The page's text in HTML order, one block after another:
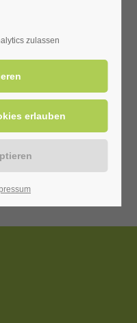
Gute-Laune-Duo
an Sitzplätzen zur
Telefon: 0
zulassen